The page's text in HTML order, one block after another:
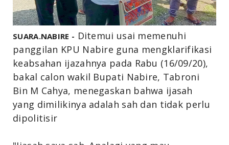
SUARA.NABIRE - Ditemui usai memenuhi
panggilan KPU Nabire guna mengklarifikasi
keabsahan ijazahnya pada Rabu (16/09/20),
bakal calon wakil Bupati Nabire, Tabroni
Bin M Cahya, menegaskan bahwa ijasah
yang dimilikinya adalah sah dan tidak perlu
dipolitisir